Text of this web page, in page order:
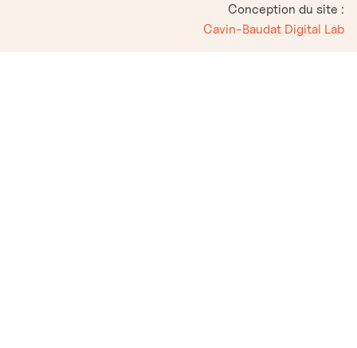
Conception du site :
Cavin-Baudat Digital Lab